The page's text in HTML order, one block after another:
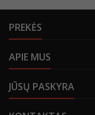
PREKĖS
APIE MUS
JŪSŲ PASKYRA